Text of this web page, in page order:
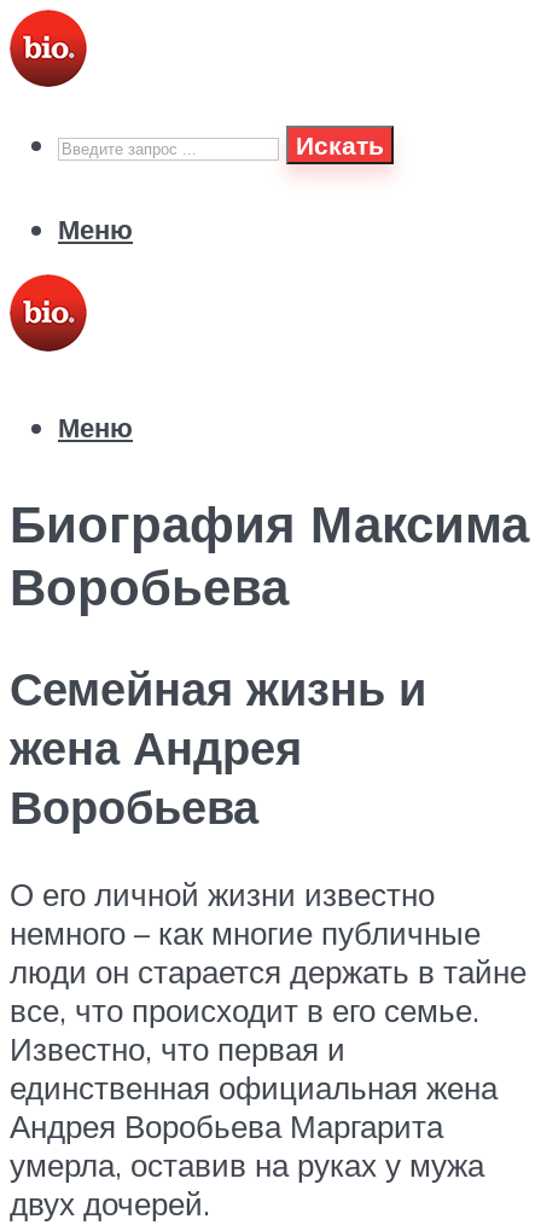
Искать
Меню
Меню
Биография Максима
Воробьева
Семейная жизнь и
жена Андрея
Воробьева
О его личной жизни известно
немного – как многие публичные
люди он старается держать в тайне
все, что происходит в его семье.
Известно, что первая и
единственная официальная жена
Андрея Воробьева Маргарита
умерла, оставив на руках у мужа
двух дочерей.